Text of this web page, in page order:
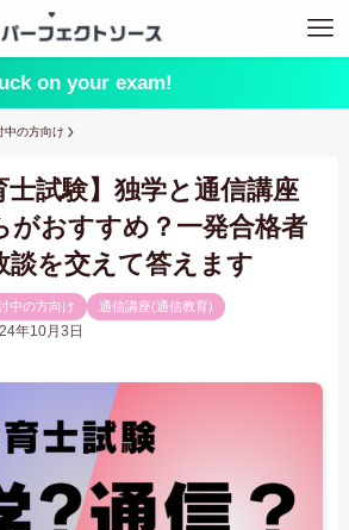
on your exam!
中の方向け
士試験】独学と通信講座
がおすすめ？一発合格者
談を交えて答えます
中の方向け 通信講座(通信教育)
年10月3日